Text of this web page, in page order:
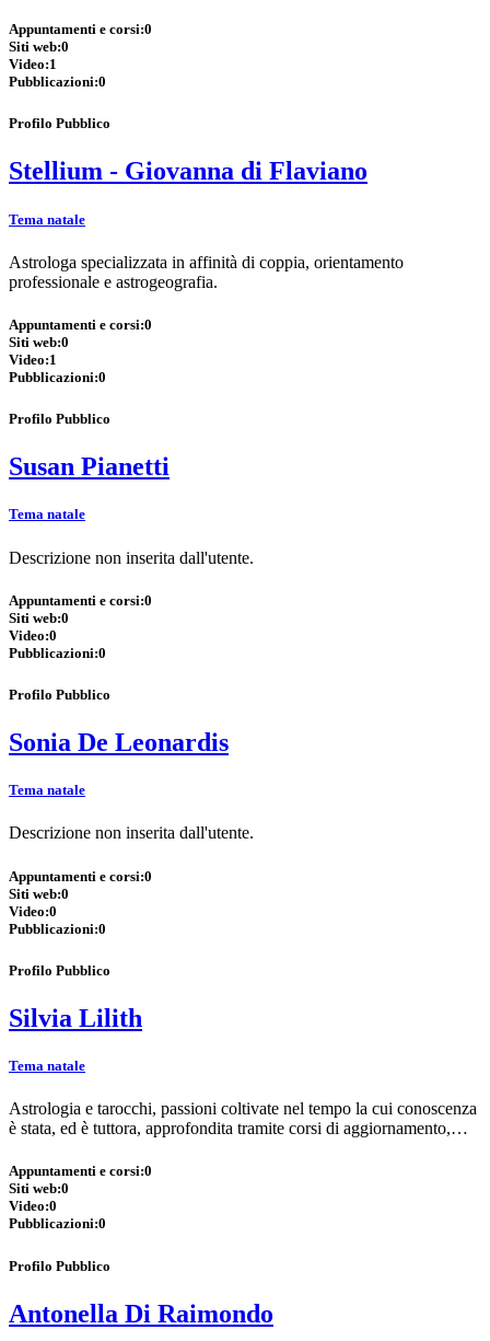
Appuntamenti e corsi:0
Siti web:0
Video:1
Pubblicazioni:0
Profilo Pubblico
Stellium - Giovanna di Flaviano
Tema natale
Astrologa specializzata in affinità di coppia, orientamento
professionale e astrogeografia.
Appuntamenti e corsi:0
Siti web:0
Video:1
Pubblicazioni:0
Profilo Pubblico
Susan Pianetti
Tema natale
Descrizione non inserita dall'utente.
Appuntamenti e corsi:0
Siti web:0
Video:0
Pubblicazioni:0
Profilo Pubblico
Sonia De Leonardis
Tema natale
Descrizione non inserita dall'utente.
Appuntamenti e corsi:0
Siti web:0
Video:0
Pubblicazioni:0
Profilo Pubblico
Silvia Lilith
Tema natale
Astrologia e tarocchi, passioni coltivate nel tempo la cui conoscenza
è stata, ed è tuttora, approfondita tramite corsi di aggiornamento,…
Appuntamenti e corsi:0
Siti web:0
Video:0
Pubblicazioni:0
Profilo Pubblico
Antonella Di Raimondo